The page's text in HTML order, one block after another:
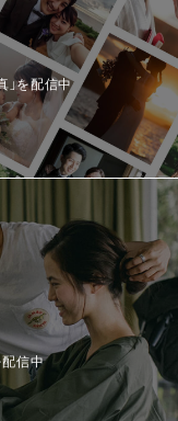
」を配信中
信中